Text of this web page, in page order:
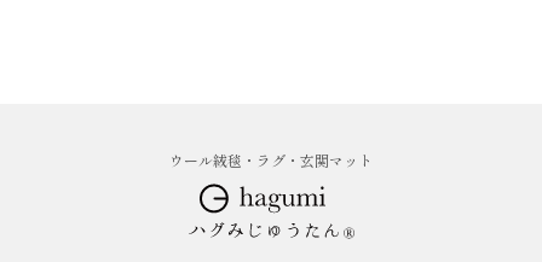
ウール絨毯・ラグ・玄関マット